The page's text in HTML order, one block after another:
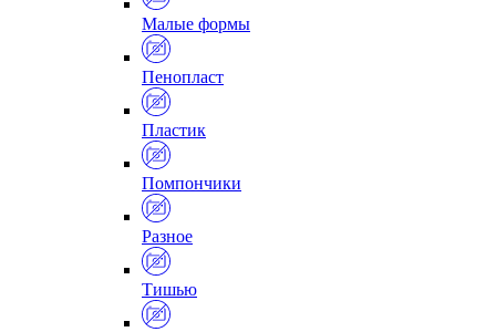
Малые формы
Пенопласт
Пластик
Помпончики
Разное
Тишью